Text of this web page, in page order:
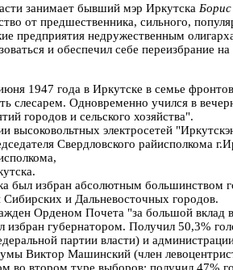
занимает бывший мэр Иркутска
от предшественника, сильного,
предприятия недружественным
и обеспечил себе переизбрание
1947 года в Иркутске в семье
слесарем. Одновременно учился в
городов и сельского хозяйства".
электросетей
Свердловского райисполкома
был избран абсолютным большинством
и Дальневосточных городов.
Орденом Почета "за большой вклад
губернатором. Получил 50,3%
партии власти) и
Виктор Машинский (член
во втором туре выборов; получил 47%